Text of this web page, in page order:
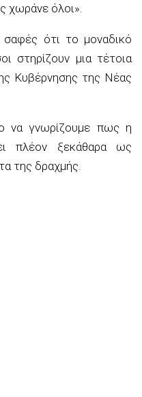
χωράνε όλοι».
σαφές ότι το μοναδικό
στηρίζουν μια τέτοια
Κυβέρνησης της Νέας
να γνωρίζουμε πως η
πλέον ξεκάθαρα ως
της δραχμής.